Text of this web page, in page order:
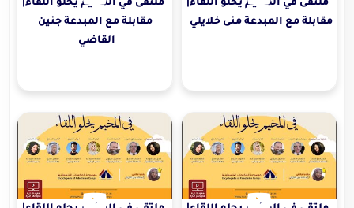
ملتقى في المخيم يحلو اللقاء|
مقابلة مع المبدعة منى خلايلي
ملتقى في المخيم يحلو اللقاء|
مقابلة مع المبدعة جنين
القاضي